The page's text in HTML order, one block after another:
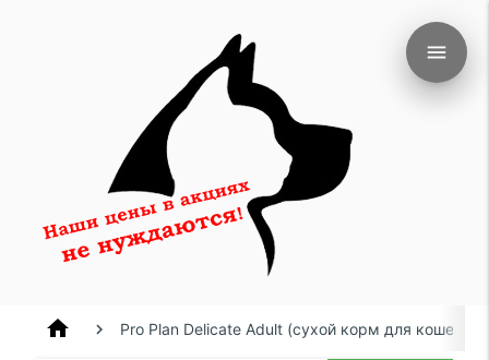
menu
home Pro Plan Delicate Adult (сухой корм для кошек